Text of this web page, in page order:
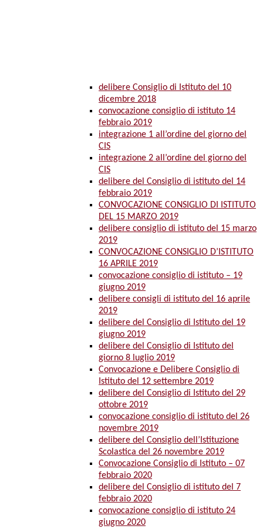
delibere Consiglio di Istituto del 10
dicembre 2018
convocazione consiglio di istituto 14
febbraio 2019
integrazione 1 all’ordine del giorno del
CIS
integrazione 2 all’ordine del giorno del
CIS
delibere del Consiglio di istituto del 14
febbraio 2019
CONVOCAZIONE CONSIGLIO DI ISTITUTO
DEL 15 MARZO 2019
delibere consiglio di istituto del 15 marzo
2019
CONVOCAZIONE CONSIGLIO D’ISTITUTO
16 APRILE 2019
convocazione consiglio di istituto – 19
giugno 2019
delibere consigli di istituto del 16 aprile
2019
delibere del Consiglio di Istituto del 19
giugno 2019
delibere del Consiglio di Istituto del
giorno 8 luglio 2019
Convocazione e Delibere Consiglio di
Istituto del 12 settembre 2019
delibere del Consiglio di Istituto del 29
ottobre 2019
convocazione consiglio di istituto del 26
novembre 2019
delibere del Consiglio dell’Istituzione
Scolastica del 26 novembre 2019
Convocazione Consiglio di Istituto – 07
febbraio 2020
delibere del Consiglio di istituto del 7
febbraio 2020
convocazione consiglio di istituto 24
giugno 2020